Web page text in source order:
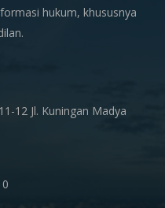
hukum, khususnya
12 Jl. Kuningan Madya